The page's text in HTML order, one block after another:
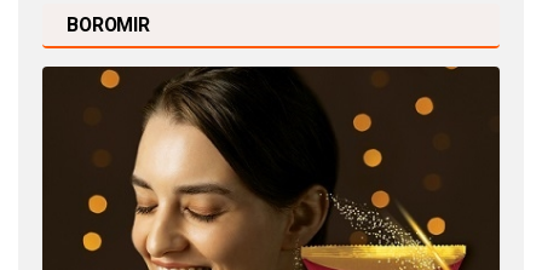
BOROMIR